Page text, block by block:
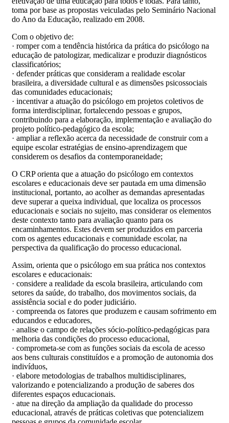
toma por base as propostas veiculadas pelo Seminário Nacional
do Ano da Educação, realizado em 2008.
Com o objetivo de:
· romper com a tendência histórica da prática do psicólogo na
educação de patologizar, medicalizar e produzir diagnósticos
classificatórios;
· defender práticas que consideram a realidade escolar
brasileira, a diversidade cultural e as dimensões psicossociais
das comunidades educacionais;
· incentivar a atuação do psicólogo em projetos coletivos de
forma interdisciplinar, fortalecendo pessoas e grupos,
contribuindo para a elaboração, implementação e avaliação do
projeto político-pedagógico da escola;
· ampliar a reflexão acerca da necessidade de construir com a
equipe escolar estratégias de ensino-aprendizagem que
considerem os desafios da contemporaneidade;
O CRP orienta que a atuação do psicólogo em contextos
escolares e educacionais deve ser pautada em uma dimensão
institucional, portanto, ao acolher as demandas apresentadas
deve superar a queixa individual, que localiza os processos
educacionais e sociais no sujeito, mas considerar os elementos
deste contexto tanto para avaliação quanto para os
encaminhamentos. Estes devem ser produzidos em parceria
com os agentes educacionais e comunidade escolar, na
perspectiva da qualificação do processo educacional.
Assim, orienta que o psicólogo em sua prática nos contextos
escolares e educacionais:
· considere a realidade da escola brasileira, articulando com
setores da saúde, do trabalho, dos movimentos sociais, da
assistência social e do poder judiciário.
· compreenda os fatores que produzem e causam sofrimento em
educandos e educadores,
· analise o campo de relações sócio-político-pedagógicas para
melhoria das condições do processo educacional,
· comprometa-se com as funções sociais da escola de acesso
aos bens culturais constituídos e a promoção de autonomia dos
indivíduos,
· elabore metodologias de trabalhos multidisciplinares,
valorizando e potencializando a produção de saberes dos
diferentes espaços educacionais.
· atue na direção da ampliação da qualidade do processo
educacional, através de práticas coletivas que potencializem